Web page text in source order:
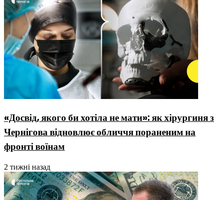
«Досвід, якого би хотіла не мати»: як хірургиня з
Чернігова відновлює обличчя пораненим на
фронті воїнам
2 тижні назад